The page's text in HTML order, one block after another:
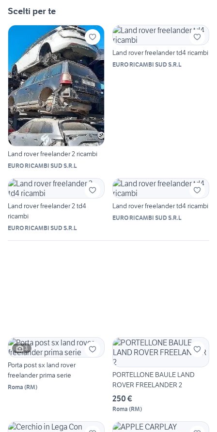
Scelti per te
Land rover freelander 2 ricambi
EURO RICAMBI SUD S.R.L
Land rover freelander td4 ricambi
EURO RICAMBI SUD S.R.L
Land rover freelander 2 td4
ricambi
EURO RICAMBI SUD S.R.L
Land rover freelander td4 ricambi
EURO RICAMBI SUD S.R.L
3
Porta post sx land rover
freelander prima serie
Roma (RM)
PORTELLONE BAULE LAND
ROVER FREELANDER 2
250 €
Roma (RM)